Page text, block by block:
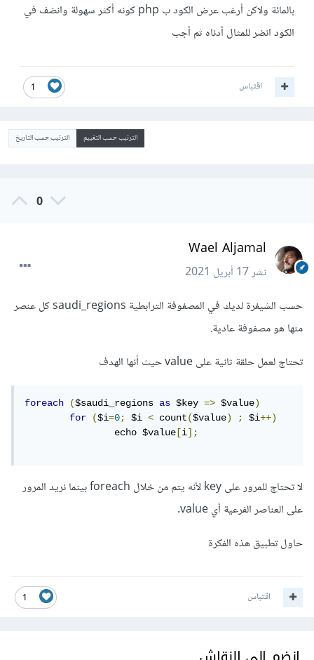
بالمائة ولاكن أرغب عرض الكود ب php كونه أكثر سهولة وانضف في
الكود انضر للمثال أدناه ثم أجب
1 اقتباس
الترتيب حسب التقييم الترتيب حسب التاريخ
0
Wael Aljamal
نشر17 أبريل 2021
حسب الشيفرة لديك في المصفوفة الترابطية saudi_regions كل عنصر
منها هو مصفوفة عادية.
تحتاج لعمل حلقة ثانية على value حيث أنها الهدف
foreach ($saudi_regions as $key => $value)
for
($i=0; $i < count($value) ; $i++)
    		echo $value
[i];
لا تحتاج للمرور على key لأنه يتم من خلال foreach بينما نريد المرور
على العناصر الفرعية أي value.
حاول تطبيق هذه الفكرة
1 اقتباس